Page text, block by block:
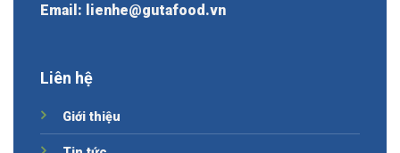
Email: lienhe@gutafood.vn
Liên hệ
Giới thiệu